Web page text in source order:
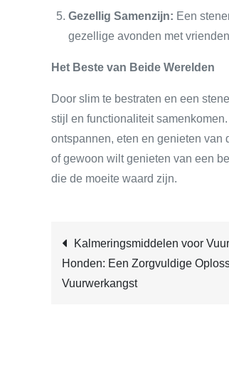
Gezellig Samenzijn: Een
gezellige avonden met
Het Beste van Beide Werelden
Door slim te bestraten en een
stijl en functionaliteit
ontspannen, eten en genieten van
of gewoon wilt genieten van een
die de moeite waard zijn.
Post
navigation
Kalmeringsmiddelen voor
Honden: Een Zorgvuldige
Vuurwerkangst